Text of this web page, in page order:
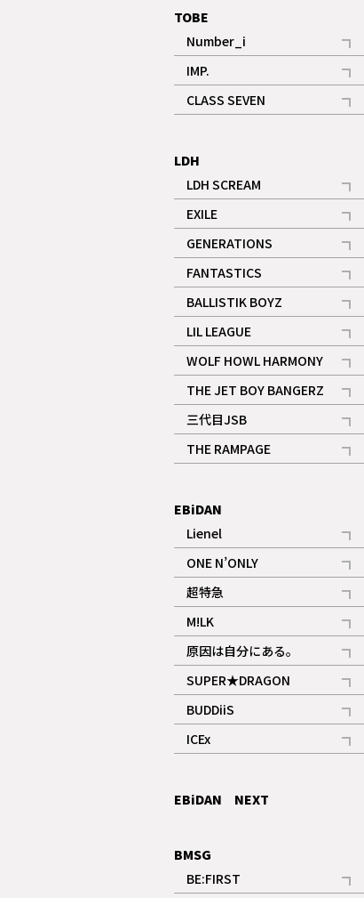
TOBE
Number_i
記事
IMP.
記事
CLASS SEVEN
記事
LDH
LDH SCREAM
記事
EXILE
記事
GENERATIONS
記事
FANTASTICS
記事
BALLISTIK BOYZ
記事
LIL LEAGUE
記事
WOLF HOWL HARMONY
記事
THE JET BOY BANGERZ
記事
三代目JSB
記事
THE RAMPAGE
記事
EBiDAN
Lienel
記事
ONE N’ONLY
記事
超特急
記事
ギャラリー
M!LK
記事
原因は自分にある。
記事
SUPER★DRAGON
記事
BUDDiiS
記事
ICEx
記事
EBiDAN NEXT
BMSG
BE:FIRST